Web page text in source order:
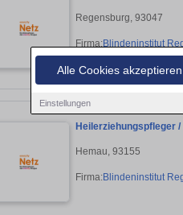
Alle Cookies akzeptieren
Einstellungen
Regensburg, 93047
Firma:Blindeninstitut
Heilerziehungspfleger
Hemau, 93155
Firma:Blindeninstitut